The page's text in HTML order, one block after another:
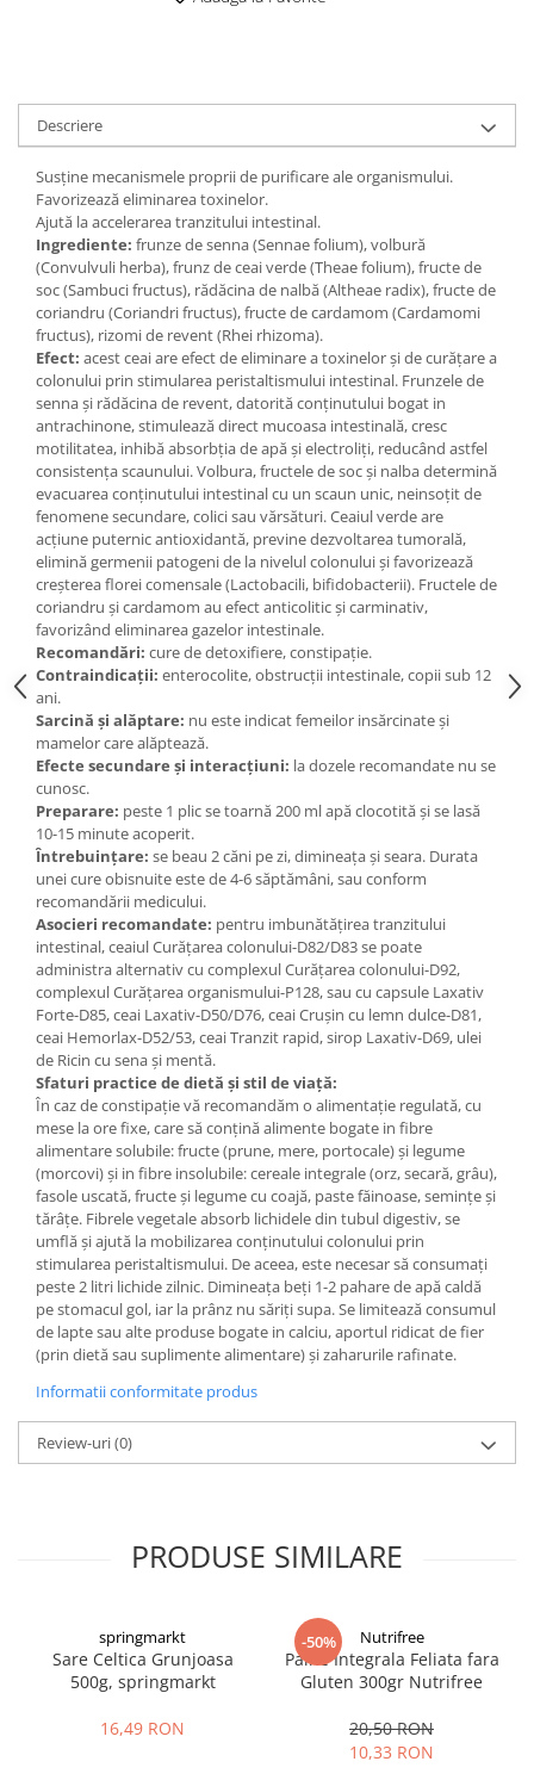
Somn usor
Produse sanatate sexuala
Produse pentru Ea
Potenta barbati
Produse pentru sportivi
Proteine
Suplimente fitness
Batoane proteice
Pentru antrenament
Mama si copilul
Produse pentru copii
Sarcina si alaptare
Lapte
Paste
Snacksuri
Superalimente
Atelierul de cafea si ceaiuri
Cafea
Ceaiuri simple
Ceaiuri medicinale compuse
Ceaiuri Maté
Cafea verde
Ulei de Cocos
Ulei de cocos de uz alimentar
Ulei de cocos de uz cosmetic
Alte produse din Cocos
Descriere
Susţine mecanismele proprii de purificare ale organismului.
Favorizează eliminarea toxinelor.
Ajută la accelerarea tranzitului intestinal.
Ingrediente: frunze de senna (Sennae folium), volbură
(Convulvuli herba), frunz de ceai verde (Theae folium), fructe de
soc (Sambuci fructus), rădăcina de nalbă (Altheae radix), fructe de
coriandru (Coriandri fructus), fructe de cardamom (Cardamomi
fructus), rizomi de revent (Rhei rhizoma).
Efect: acest ceai are efect de eliminare a toxinelor şi de curăţare a
colonului prin stimularea peristaltismului intestinal. Frunzele de
senna şi rădăcina de revent, datorită conţinutului bogat in
antrachinone, stimulează direct mucoasa intestinală, cresc
motilitatea, inhibă absorbţia de apă şi electroliţi, reducând astfel
consistenţa scaunului. Volbura, fructele de soc şi nalba determină
evacuarea conţinutului intestinal cu un scaun unic, neinsoţit de
fenomene secundare, colici sau vărsături. Ceaiul verde are
acţiune puternic antioxidantă, previne dezvoltarea tumorală,
elimină germenii patogeni de la nivelul colonului şi favorizează
creşterea florei comensale (Lactobacili, bifidobacterii). Fructele de
coriandru şi cardamom au efect anticolitic şi carminativ,
favorizând eliminarea gazelor intestinale.
Recomandări: cure de detoxifiere, constipaţie.
Contraindicații: enterocolite, obstrucţii intestinale, copii sub 12
ani.
Sarcină și alăptare: nu este indicat femeilor insărcinate şi
mamelor care alăptează.
Efecte secundare şi interacţiuni: la dozele recomandate nu se
cunosc.
Preparare: peste 1 plic se toarnă 200 ml apă clocotită şi se lasă
10-15 minute acoperit.
Întrebuinţare: se beau 2 căni pe zi, dimineaţa şi seara. Durata
unei cure obisnuite este de 4-6 săptămâni, sau conform
recomandării medicului.
Asocieri recomandate: pentru imbunătăţirea tranzitului
intestinal, ceaiul Curăţarea colonului-D82/D83 se poate
administra alternativ cu complexul Curăţarea colonului-D92,
complexul Curăţarea organismului-P128, sau cu capsule Laxativ
Forte-D85, ceai Laxativ-D50/D76, ceai Cruşin cu lemn dulce-D81,
ceai Hemorlax-D52/53, ceai Tranzit rapid, sirop Laxativ-D69, ulei
de Ricin cu sena şi mentă.
Sfaturi practice de dietă şi stil de viaţă:
În caz de constipaţie vă recomandăm o alimentaţie regulată, cu
mese la ore fixe, care să conţină alimente bogate in fibre
alimentare solubile: fructe (prune, mere, portocale) şi legume
(morcovi) şi in fibre insolubile: cereale integrale (orz, secară, grâu),
fasole uscată, fructe şi legume cu coajă, paste făinoase, seminţe şi
tărâţe. Fibrele vegetale absorb lichidele din tubul digestiv, se
umflă şi ajută la mobilizarea conţinutului colonului prin
stimularea peristaltismului. De aceea, este necesar să consumaţi
peste 2 litri lichide zilnic. Dimineaţa beţi 1-2 pahare de apă caldă
pe stomacul gol, iar la prânz nu săriţi supa. Se limitează consumul
de lapte sau alte produse bogate in calciu, aportul ridicat de fier
(prin dietă sau suplimente alimentare) şi zaharurile rafinate.
Informatii conformitate produs
Review-uri(0)
PRODUSE SIMILARE
springmarkt
Sare Celtica Grunjoasa
500g, springmarkt
16,49 RON
-50% Nutrifree
Paine Integrala Feliata fara
Gluten 300gr Nutrifree
20,50 RON
10,33 RON